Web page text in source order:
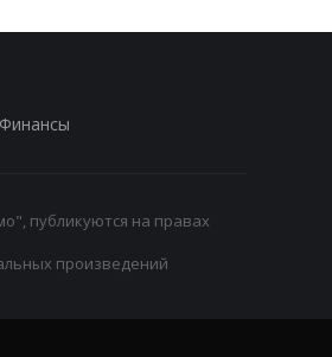
Финансы
публикуются на правах
произведений